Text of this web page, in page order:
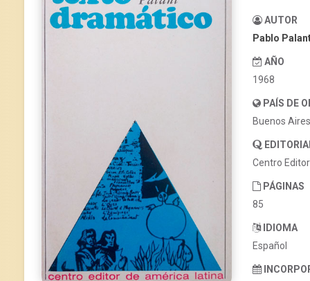
AUTOR
Pablo
AÑO
1968
PAÍS DE
Buenos
Centro
PÁGINAS
85
IDIOMA
Español